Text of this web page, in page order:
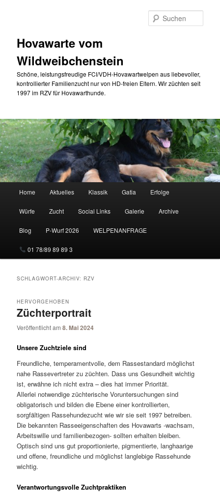
Hovawarte vom
Wildweibchenstein
Schöne, leistungsfreudige FCI/VDH-Hovawartwelpen aus liebevoller,
kontrollierter Familienzucht nur von HD-freien Eltern. Wir züchten seit
1997 im RZV für Hovawarthunde.
Home Aktuelles Klassik Gatia Erfolge
Würfe Zucht Social Links Galerie Archive
Blog P-Wurf 2026 WELPENANFRAGE
01 78/89 89 89 3
SCHLAGWORT-ARCHIV: RZV
Züchterportrait
HERVORGEHOBEN
Veröffentlicht am8. Mai 2024
Unsere Zuchtziele sind
Freundliche, temperamentvolle, dem Rassestandard möglichst
nahe Rassevertreter zu züchten. Dass uns Gesundheit wichtig
ist, erwähne ich nicht extra – dies hat immer Priorität.
Allerlei notwendige züchterische Voruntersuchungen sind
obligatorisch und bilden die Ebene einer kontrollierten,
sorgfältigen Rassehundezucht wie wir sie seit 1997 betreiben.
Die bekannten Rasseeigenschaften des Hovawarts -wachsam,
Arbeitswille und familienbezogen- sollten erhalten bleiben.
Optisch sind uns gut proportionierte, pigmentierte, langhaarige
und offene, freundliche und möglichst langlebige Rassehunde
wichtig.
Verantwortungsvolle Zuchtpraktiken